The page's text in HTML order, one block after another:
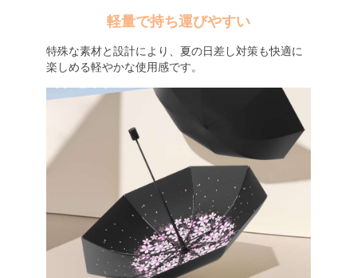
軽量で持ち運びやすい
特殊な素材と設計により、夏の日差し対策も快適に
楽しめる軽やかな使用感です。